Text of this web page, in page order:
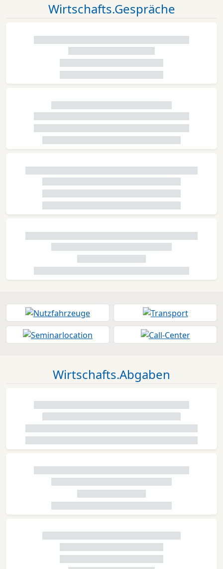
Wirtschafts.Gespräche
Wirtschafts.Abgaben